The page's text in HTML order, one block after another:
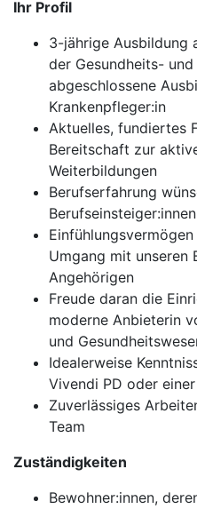
Ihr Profil
3-jährige Ausbildung
der Gesundheits-
abgeschlossene
Krankenpfleger:in
Aktuelles, fundiertes
Bereitschaft zur
Weiterbildungen
Berufserfahrung
Umgang mit unseren
Angehörigen
Freude daran die
moderne Anbieterin
und
Idealerweise
Vivendi PD oder
Zuverlässiges
Team
Zuständigkeiten
Bewohner:innen,